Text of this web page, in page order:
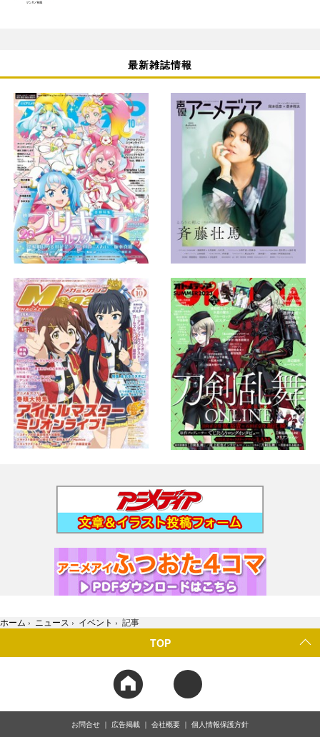
最新雑誌情報
ホーム › ニュース › イベント › 記事
TOP
お問合せ 広告掲載 会社概要 個人情報保護方針